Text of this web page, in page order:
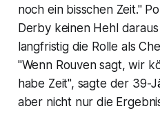
noch ein bisschen Zeit."
Derby keinen Hehl
langfristig die Rolle als
"Wenn Rouven sagt, wir
habe Zeit", sagte der 39-
aber nicht nur die